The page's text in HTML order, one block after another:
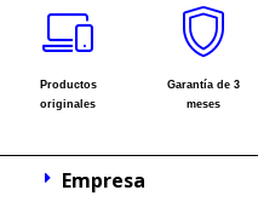
Productos
originales
Garantía de 3
meses
Empresa